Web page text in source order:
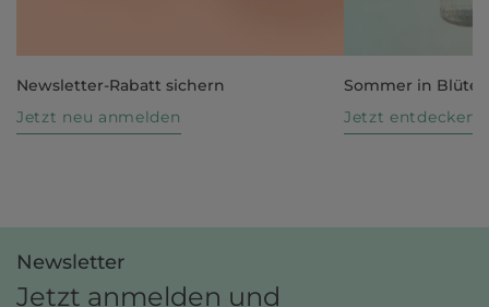
Newsletter-Rabatt sichern
Jetzt neu anmelden
Sommer in Blüte
Jetzt entdecken
Newsletter
Jetzt anmelden und